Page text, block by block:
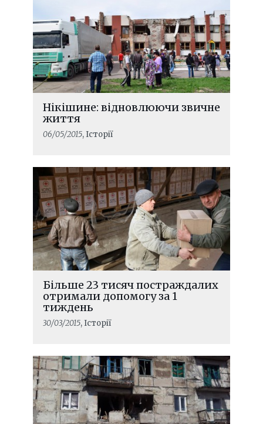
Нікішине: відновлюючи звичне
життя
06/05/2015, Історії
Більше 23 тисяч постраждалих
отримали допомогу за 1
тиждень
30/03/2015, Історії